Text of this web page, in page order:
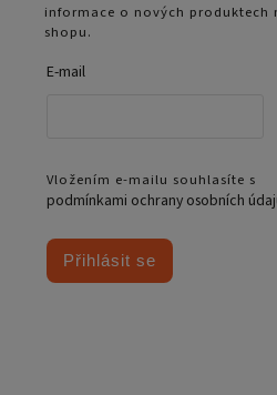
informace o nových produktech
shopu.
E-mail
Vložením e-mailu souhlasíte s
podmínkami ochrany osobních
Přihlásit se